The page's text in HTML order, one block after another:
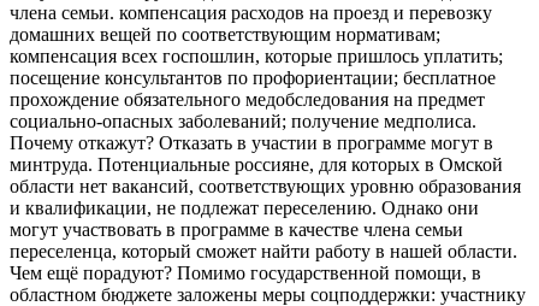
члена семьи. компенсация расходов на проезд и перевозку
домашних вещей по соответствующим нормативам;
компенсация всех госпошлин, которые пришлось уплатить;
посещение консультантов по профориентации; бесплатное
прохождение обязательного медобследования на предмет
социально-опасных заболеваний; получение медполиса.
Почему откажут? Отказать в участии в программе могут в
минтруда. Потенциальные россияне, для которых в Омской
области нет вакансий, соответствующих уровню образования
и квалификации, не подлежат переселению. Однако они
могут участвовать в программе в качестве члена семьи
переселенца, который сможет найти работу в нашей области.
Чем ещё порадуют? Помимо государственной помощи, в
областном бюджете заложены меры соцподдержки: участнику